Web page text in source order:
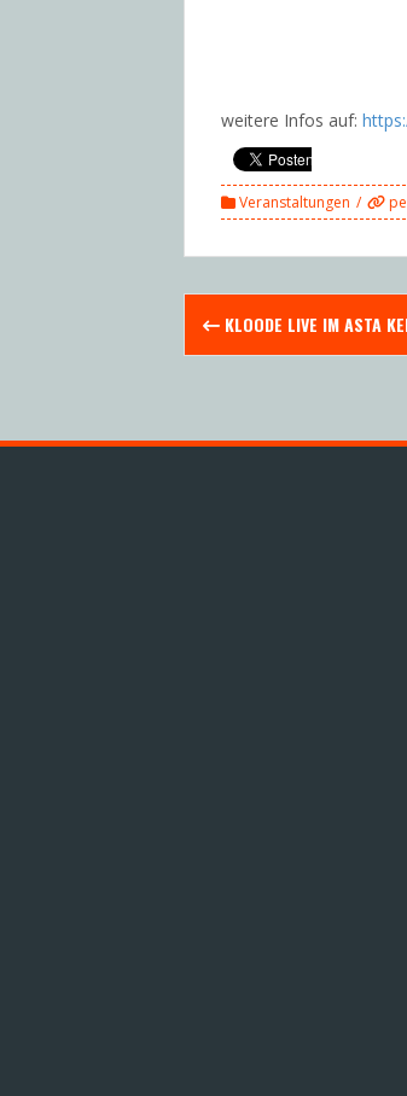
weitere Infos auf:
Veranstaltungen
Post
navigation
KLOODE LIVE IM ASTA